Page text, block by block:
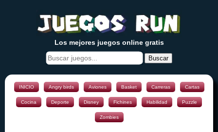
Los mejores juegos online gratis
Buscar
INICIO Angry birds Aviones Basket Carreras Cartas
Cocina Deporte Disney Fichines Habilidad Puzzle
Zombies